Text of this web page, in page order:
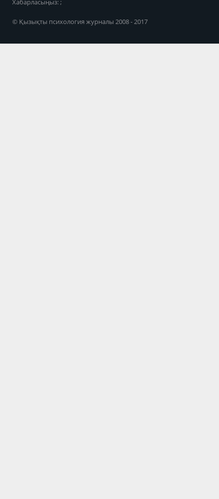
Хабарласыңыз: ;
© Қызықты психология журналы 2008 - 2017